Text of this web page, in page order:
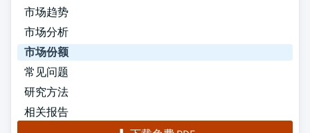
市场趋势
市场分析
市场份额
常见问题
研究方法
相关报告